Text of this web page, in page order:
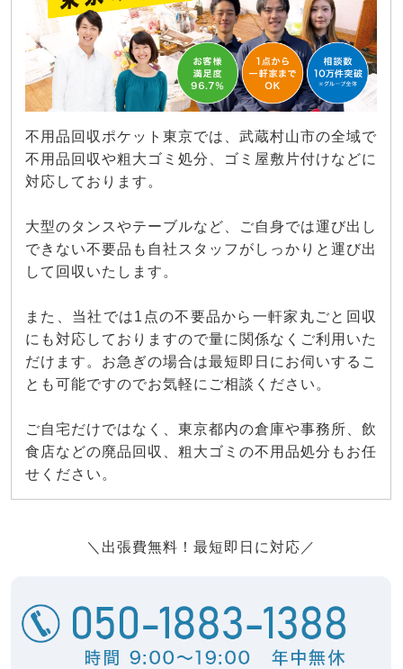
不用品回収ポケット東京では、武蔵村山市の全域で
不用品回収や粗大ゴミ処分、ゴミ屋敷片付けなどに
対応しております。
大型のタンスやテーブルなど、ご自身では運び出し
できない不要品も自社スタッフがしっかりと運び出
して回収いたします。
また、当社では1点の不要品から一軒家丸ごと回収
にも対応しておりますので量に関係なくご利用いた
だけます。お急ぎの場合は最短即日にお伺いするこ
とも可能ですのでお気軽にご相談ください。
ご自宅だけではなく、東京都内の倉庫や事務所、飲
食店などの廃品回収、粗大ゴミの不用品処分もお任
せください。
＼出張費無料！最短即日に対応／